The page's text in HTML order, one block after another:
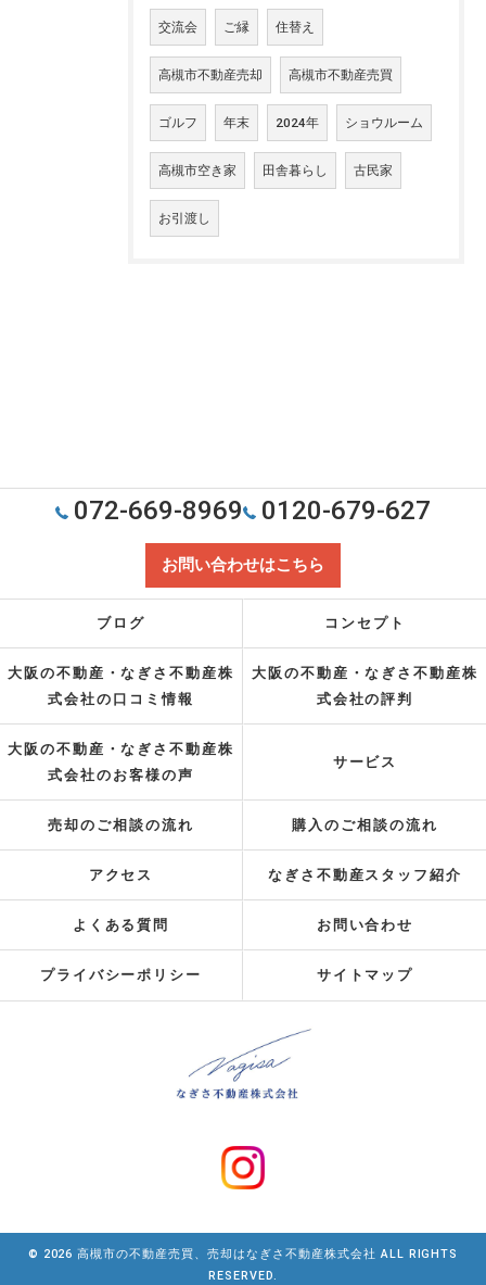
交流会 ご縁 住替え
高槻市不動産売却 高槻市不動産売買
ゴルフ 年末 2024年 ショウルーム
高槻市空き家 田舎暮らし 古民家
お引渡し
072-669-8969 0120-679-627
お問い合わせはこちら
ブログ コンセプト
大阪の不動産・なぎさ不動産株
式会社の口コミ情報
大阪の不動産・なぎさ不動産株
式会社の評判
大阪の不動産・なぎさ不動産株
式会社のお客様の声
サービス
売却のご相談の流れ 購入のご相談の流れ
アクセス なぎさ不動産スタッフ紹介
よくある質問 お問い合わせ
プライバシーポリシー サイトマップ
© 2026 高槻市の不動産売買、売却はなぎさ不動産株式会社 ALL RIGHTS
RESERVED.